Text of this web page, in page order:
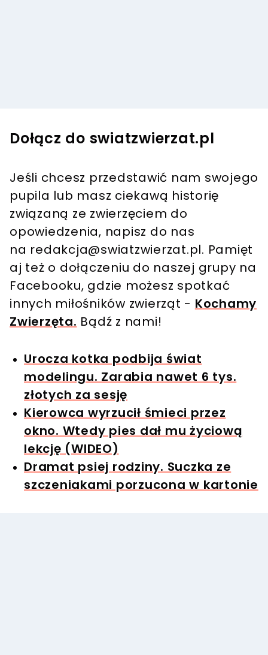
Dołącz do swiatzwierzat.pl
Jeśli chcesz przedstawić nam swojego
pupila lub masz ciekawą historię
związaną ze zwierzęciem do
opowiedzenia, napisz do nas
na redakcja@swiatzwierzat.pl. Pamięt
aj też o dołączeniu do naszej grupy na
Facebooku, gdzie możesz spotkać
innych miłośników zwierząt - Kochamy
Zwierzęta. Bądź z nami!
Urocza kotka podbija świat
modelingu. Zarabia nawet 6 tys.
złotych za sesję
Kierowca wyrzucił śmieci przez
okno. Wtedy pies dał mu życiową
lekcję (WIDEO)
Dramat psiej rodziny. Suczka ze
szczeniakami porzucona w kartonie